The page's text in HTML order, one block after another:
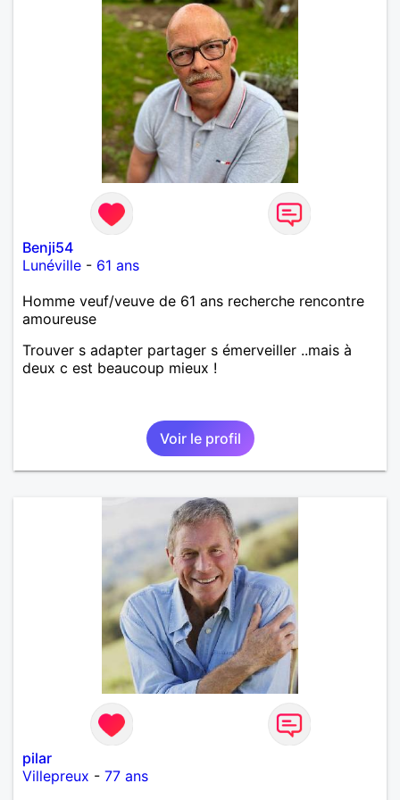
Benji54
Lunéville - 61 ans
Homme veuf/veuve de 61 ans recherche rencontre
amoureuse
Trouver s adapter partager s émerveiller ..mais à
deux c est beaucoup mieux !
Voir le profil
pilar
Villepreux - 77 ans